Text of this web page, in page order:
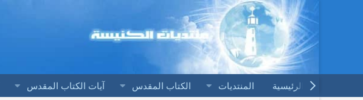
الرئيسية المنتديات الكتاب المقدس آيات الكتاب المقدس